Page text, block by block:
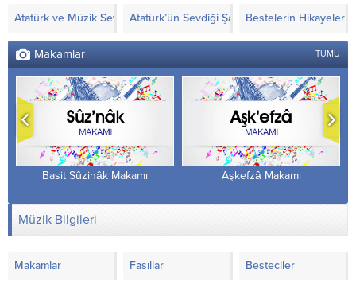
Atatürk ve Müzik SevgisiAtatürk’ün Sevdiği Şarkılar ve Notaları
Bestelerin Hikayeleri
Makamlar TÜMÜ
Basit Sûzinâk Makamı Aşkefzâ Makamı
Müzik Bilgileri
Makamlar Fasıllar Besteciler